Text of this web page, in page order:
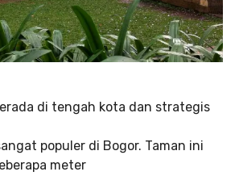
di tengah kota dan strategis
populer di Bogor. Taman ini
meter